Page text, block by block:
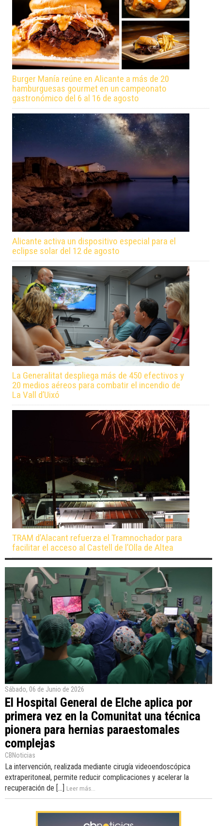
Burger Manía reúne en Alicante a más de 20
hamburguesas gourmet en un campeonato
gastronómico del 6 al 16 de agosto
Alicante activa un dispositivo especial para el
eclipse solar del 12 de agosto
La Generalitat despliega más de 450 efectivos y
20 medios aéreos para combatir el incendio de
La Vall d’Uixó
TRAM d’Alacant refuerza el Tramnochador para
facilitar el acceso al Castell de l’Olla de Altea
Sábado, 06 de Junio de 2026
El Hospital General de Elche aplica por
primera vez en la Comunitat una técnica
pionera para hernias paraestomales
complejas
CBNoticias
La intervención, realizada mediante cirugía videoendoscópica
extraperitoneal, permite reducir complicaciones y acelerar la
recuperación de [...] Leer más...